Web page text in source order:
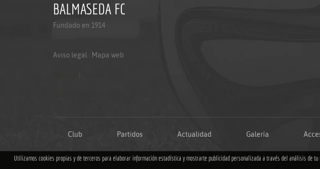
BALMASEDA FC
Fundado en 1914
Aviso legal Mapa web
Club Partidos Actualidad Galería
Utilizamos cookies propias y de terceros para elaborar información estadística y mostrarte publicidad personalizada a través del análisis de tu